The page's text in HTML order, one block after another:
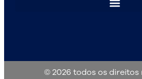
© 2026 todos os direitos